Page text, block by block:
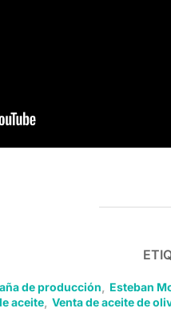
de producción Esteban
aceite, Venta de aceite de